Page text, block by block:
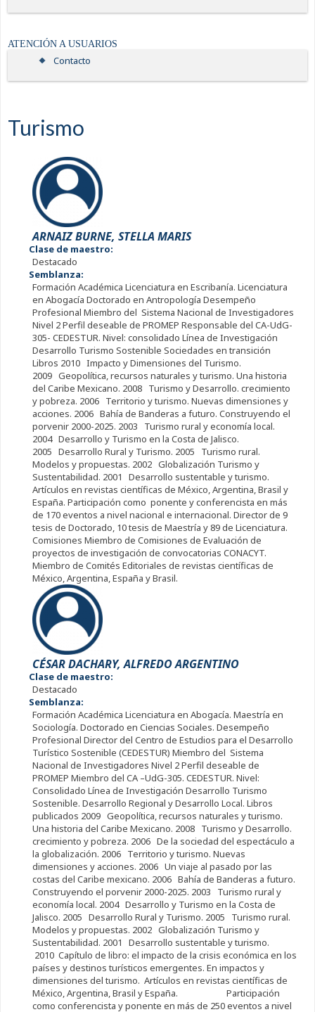
ATENCIÓN A USUARIOS
Contacto
Turismo
ARNAIZ BURNE, STELLA MARIS
Clase de maestro:
Destacado
Semblanza:
Formación Académica Licenciatura en Escribanía. Licenciatura
en Abogacía Doctorado en Antropología Desempeño
Profesional Miembro del Sistema Nacional de Investigadores
Nivel 2 Perfil deseable de PROMEP Responsable del CA-UdG-
305- CEDESTUR. Nivel: consolidado Línea de Investigación
Desarrollo Turismo Sostenible Sociedades en transición
Libros 2010 Impacto y Dimensiones del Turismo.
2009 Geopolítica, recursos naturales y turismo. Una historia
del Caribe Mexicano. 2008 Turismo y Desarrollo. crecimiento
y pobreza. 2006 Territorio y turismo. Nuevas dimensiones y
acciones. 2006 Bahía de Banderas a futuro. Construyendo el
porvenir 2000-2025. 2003 Turismo rural y economía local.
2004 Desarrollo y Turismo en la Costa de Jalisco.
2005 Desarrollo Rural y Turismo. 2005 Turismo rural.
Modelos y propuestas. 2002 Globalización Turismo y
Sustentabilidad. 2001 Desarrollo sustentable y turismo.
Artículos en revistas científicas de México, Argentina, Brasil y
España. Participación como ponente y conferencista en más
de 170 eventos a nivel nacional e internacional. Director de 9
tesis de Doctorado, 10 tesis de Maestría y 89 de Licenciatura.
Comisiones Miembro de Comisiones de Evaluación de
proyectos de investigación de convocatorias CONACYT.
Miembro de Comités Editoriales de revistas científicas de
México, Argentina, España y Brasil.
CÉSAR DACHARY, ALFREDO ARGENTINO
Clase de maestro:
Destacado
Semblanza:
Formación Académica Licenciatura en Abogacía. Maestría en
Sociología. Doctorado en Ciencias Sociales. Desempeño
Profesional Director del Centro de Estudios para el Desarrollo
Turístico Sostenible (CEDESTUR) Miembro del Sistema
Nacional de Investigadores Nivel 2 Perfil deseable de
PROMEP Miembro del CA –UdG-305. CEDESTUR. Nivel:
Consolidado Línea de Investigación Desarrollo Turismo
Sostenible. Desarrollo Regional y Desarrollo Local. Libros
publicados 2009 Geopolítica, recursos naturales y turismo.
Una historia del Caribe Mexicano. 2008 Turismo y Desarrollo.
crecimiento y pobreza. 2006 De la sociedad del espectáculo a
la globalización. 2006 Territorio y turismo. Nuevas
dimensiones y acciones. 2006 Un viaje al pasado por las
costas del Caribe mexicano. 2006 Bahía de Banderas a futuro.
Construyendo el porvenir 2000-2025. 2003 Turismo rural y
economía local. 2004 Desarrollo y Turismo en la Costa de
Jalisco. 2005 Desarrollo Rural y Turismo. 2005 Turismo rural.
Modelos y propuestas. 2002 Globalización Turismo y
Sustentabilidad. 2001 Desarrollo sustentable y turismo.
2010 Capítulo de libro: el impacto de la crisis económica en los
países y destinos turísticos emergentes. En impactos y
dimensiones del turismo. Artículos en revistas científicas de
México, Argentina, Brasil y España. Participación
como conferencista y ponente en más de 250 eventos a nivel